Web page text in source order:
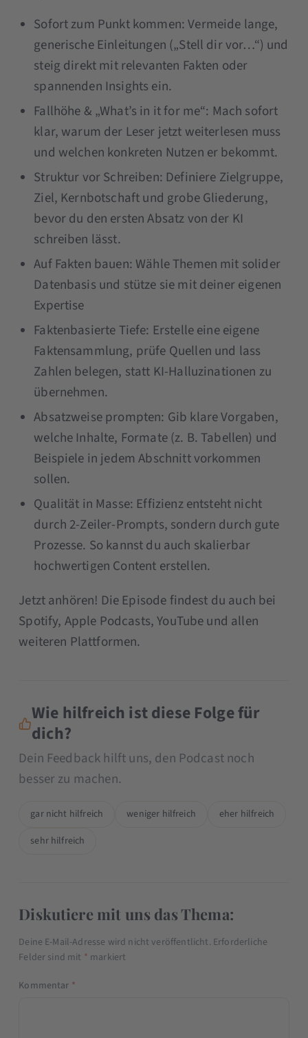
Sofort zum Punkt kommen: Vermeide lange,
generische Einleitungen („Stell dir vor…“) und
steig direkt mit relevanten Fakten oder
spannenden Insights ein.
Fallhöhe & „What’s in it for me“: Mach sofort
klar, warum der Leser jetzt weiterlesen muss
und welchen konkreten Nutzen er bekommt.
Struktur vor Schreiben: Definiere Zielgruppe,
Ziel, Kernbotschaft und grobe Gliederung,
bevor du den ersten Absatz von der KI
schreiben lässt.
Auf Fakten bauen: Wähle Themen mit solider
Datenbasis und stütze sie mit deiner eigenen
Expertise
Faktenbasierte Tiefe: Erstelle eine eigene
Faktensammlung, prüfe Quellen und lass
Zahlen belegen, statt KI-Halluzinationen zu
übernehmen.
Absatzweise prompten: Gib klare Vorgaben,
welche Inhalte, Formate (z. B. Tabellen) und
Beispiele in jedem Abschnitt vorkommen
sollen.
Qualität in Masse: Effizienz entsteht nicht
durch 2-Zeiler-Prompts, sondern durch gute
Prozesse. So kannst du auch skalierbar
hochwertigen Content erstellen.
Jetzt anhören! Die Episode findest du auch bei
Spotify, Apple Podcasts, YouTube und allen
weiteren Plattformen.
Wie hilfreich ist diese Folge für
dich?
Dein Feedback hilft uns, den Podcast noch
besser zu machen.
gar nicht hilfreich weniger hilfreich
eher hilfreich
sehr hilfreich
Diskutiere mit uns das Thema:
Deine E-Mail-Adresse wird nicht veröffentlicht. Erforderliche
Felder sind mit * markiert
Kommentar *